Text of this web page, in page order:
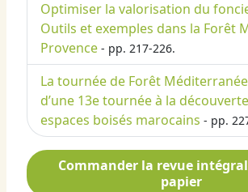
Optimiser la valorisation du
Outils et exemples dans la Forêt
Provence - pp. 217-226.
La tournée de Forêt
d’une 13e tournée à la
espaces boisés marocains - pp.
Commander la revue
papier